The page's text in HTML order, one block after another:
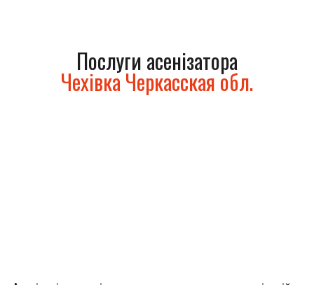
Послуги асенізатора
Чехівка Черкасская обл.